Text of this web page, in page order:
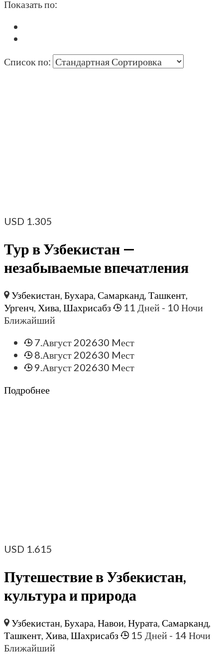
Показать по:
Список по:
USD 1.305
Тур в Узбекистан —
незабываемые впечатления
Узбекистан,Бухара,Самарканд,Ташкент,
Ургенч, Хива, Шахрисабз 11 Дней - 10 Ночи
Ближайший
7.Август 202630 Mест
8.Август 202630 Mест
9.Август 202630 Mест
Подробнее
USD 1.615
Путешествие в Узбекистан,
культура и природа
Узбекистан,Бухара,Навои,Нурата,Самарканд,
Ташкент, Хива, Шахрисабз 15 Дней - 14 Ночи
Ближайший